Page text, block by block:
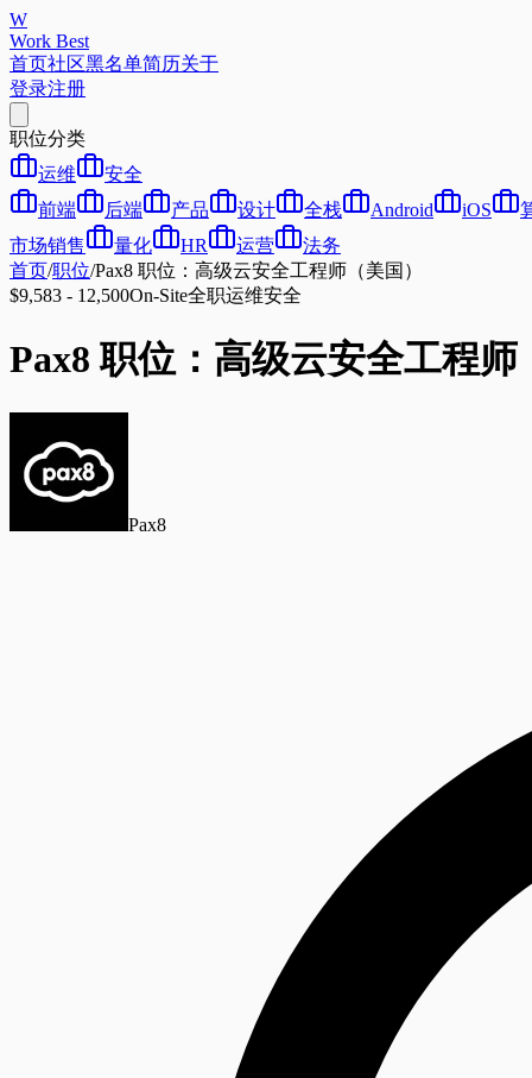
W
Work Best
首页社区黑名单简历关于
登录注册
职位分类
运维
安全
前端
后端 产品 设计 全栈 Android iOS
市场销售
量化 HR 运营
法务
首页/职位/Pax8 职位：高级云安全工程师（美国）
$9,583 - 12,500On-Site全职运维安全
Pax8 职位：高级云安全工程师
Pax8